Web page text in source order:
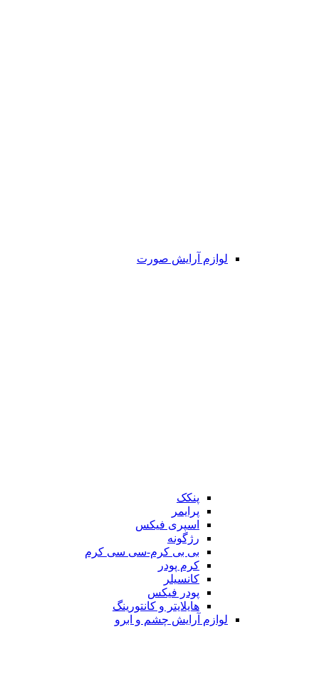
لوازم آرایش صورت
پنکک
پرایمر
اسپری فیکس
رژگونه
بی بی کرم-سی سی کرم
کرم پودر
کانسیلر
پودر فیکس
هایلایتر و کانتورینگ
لوازم آرایش چشم و ابرو